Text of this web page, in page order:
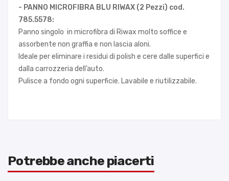
- PANNO MICROFIBRA BLU RIWAX (2 Pezzi) cod.
785.5578:
Panno singolo in microfibra di Riwax molto soffice e
assorbente non graffia e non lascia aloni.
Ideale per eliminare i residui di polish e cere dalle superfici e
dalla carrozzeria dell’auto.
Pulisce a fondo ogni superficie. Lavabile e riutilizzabile.
Potrebbe anche piacerti